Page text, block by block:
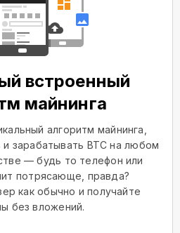
встроенный
майнинга
алгоритм майнинга,
зарабатывать BTC на любом
— будь то телефон или
потрясающе, правда?
как обычно и получайте
без вложений.